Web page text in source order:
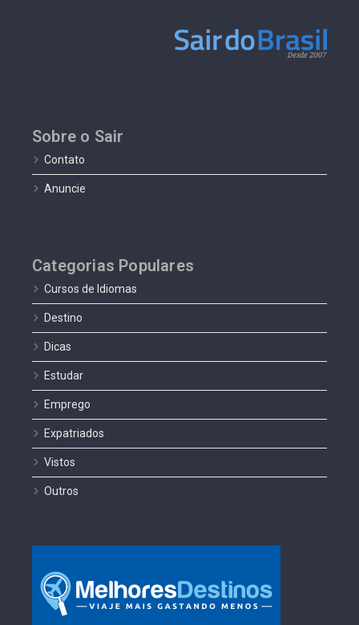
Sobre o Sair
Contato
Anuncie
Categorias Populares
Cursos de Idiomas
Destino
Dicas
Estudar
Emprego
Expatriados
Vistos
Outros